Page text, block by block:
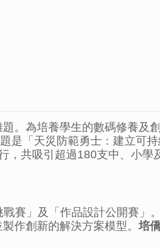
。為培養學生的數碼修養及
是「天災防範勇士：建立可
，共吸引超過180支中、小學
賽」及「作品設計公開賽」。
作創新的解決方案模型。培